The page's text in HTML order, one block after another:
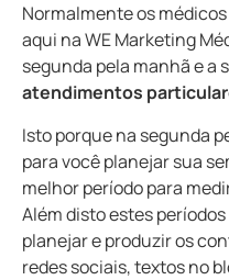
Normalmente os
aqui na WE Marketing
segunda pela manhã e a
atendimentos
Isto porque na segunda
para você planejar sua
melhor período para
Além disto estes
planejar e produzir os
redes sociais, textos no